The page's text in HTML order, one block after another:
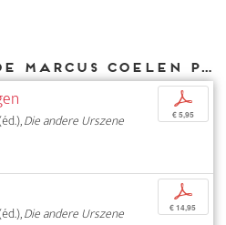
Autres textes de Marcus Coelen parus chez DIAPHANES
Die andere Urszene
p
€ 5,95
Die andere Urszene
p
€ 14,95